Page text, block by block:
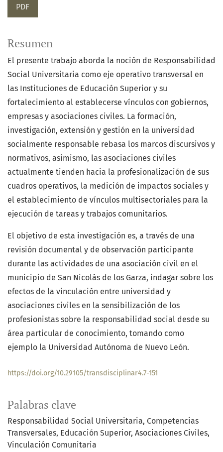
PDF
Palabras clave
Responsabilidad Social Universitaria Competencias
Transversales Educación Superior Asociaciones Civiles
Vinculación Comunitaria
Resumen
El presente trabajo aborda la noción de Responsabilidad
Social Universitaria como eje operativo transversal en
las Instituciones de Educación Superior y su
fortalecimiento al establecerse vínculos con gobiernos,
empresas y asociaciones civiles. La formación,
investigación, extensión y gestión en la universidad
socialmente responsable rebasa los marcos discursivos y
normativos, asimismo, las asociaciones civiles
actualmente tienden hacia la profesionalización de sus
cuadros operativos, la medición de impactos sociales y
el establecimiento de vínculos multisectoriales para la
ejecución de tareas y trabajos comunitarios.
El objetivo de esta investigación es, a través de una
revisión documental y de observación participante
durante las actividades de una asociación civil en el
municipio de San Nicolás de los Garza, indagar sobre los
efectos de la vinculación entre universidad y
asociaciones civiles en la sensibilización de los
profesionistas sobre la responsabilidad social desde su
área particular de conocimiento, tomando como
ejemplo la Universidad Autónoma de Nuevo León.
https://doi.org/10.29105/transdisciplinar4.7-151